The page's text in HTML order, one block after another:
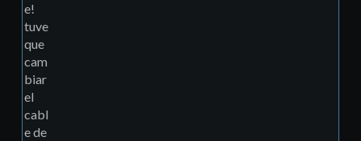
e!
tuve
que
cam
biar
el
cabl
e de